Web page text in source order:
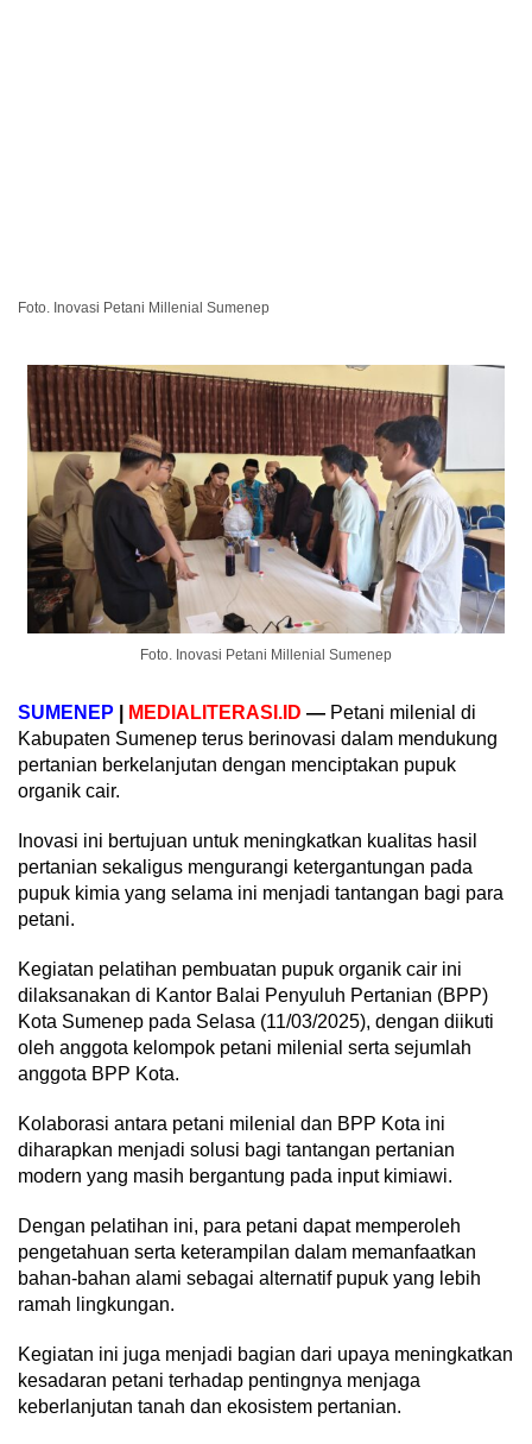
Foto. Inovasi Petani Millenial Sumenep
Foto. Inovasi Petani Millenial Sumenep
SUMENEP MEDIALITERASI.ID — Petani milenial di
Kabupaten Sumenep terus berinovasi dalam mendukung
pertanian berkelanjutan dengan menciptakan pupuk
organik cair.
Inovasi ini bertujuan untuk meningkatkan kualitas hasil
pertanian sekaligus mengurangi ketergantungan pada
pupuk kimia yang selama ini menjadi tantangan bagi para
petani.
Kegiatan pelatihan pembuatan pupuk organik cair ini
dilaksanakan di Kantor Balai Penyuluh Pertanian (BPP)
Kota Sumenep pada Selasa (11/03/2025), dengan diikuti
oleh anggota kelompok petani milenial serta sejumlah
anggota BPP Kota.
Kolaborasi antara petani milenial dan BPP Kota ini
diharapkan menjadi solusi bagi tantangan pertanian
modern yang masih bergantung pada input kimiawi.
Dengan pelatihan ini, para petani dapat memperoleh
pengetahuan serta keterampilan dalam memanfaatkan
bahan-bahan alami sebagai alternatif pupuk yang lebih
ramah lingkungan.
Kegiatan ini juga menjadi bagian dari upaya meningkatkan
kesadaran petani terhadap pentingnya menjaga
keberlanjutan tanah dan ekosistem pertanian.